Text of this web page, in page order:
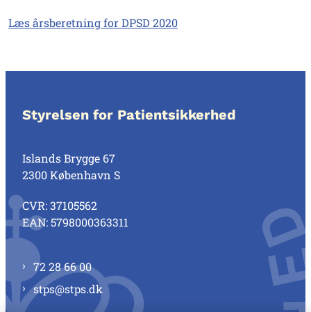
Læs årsberetning for DPSD 2020
Styrelsen for Patientsikkerhed
Islands Brygge 67
2300 København S
CVR: 37105562
EAN: 5798000363311
72 28 66 00
stps@stps.dk